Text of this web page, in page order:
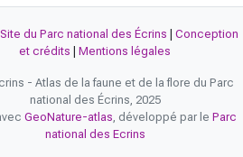
Site du Parc national des Écrins
Conception
et crédits
Mentions légales
- Atlas de la faune et de la flore du Parc
national des Écrins, 2025
GeoNature-atlas, développé par le Parc
national des Ecrins